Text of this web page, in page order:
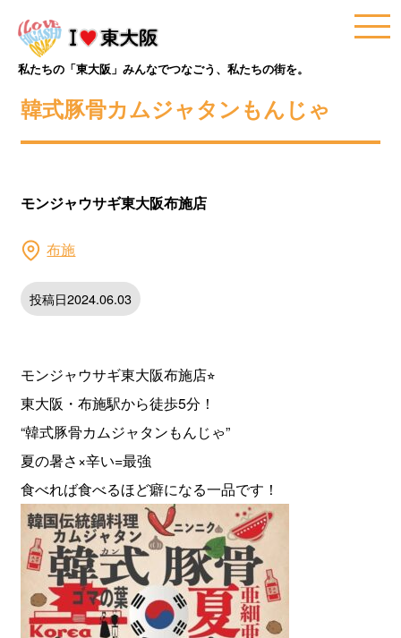
私たちの「東大阪」みんなでつなごう、私たちの街を。
韓式豚骨カムジャタンもんじゃ
モンジャウサギ東大阪布施店
布施
投稿日2024.06.03
モンジャウサギ東大阪布施店⭐︎
東大阪・布施駅から徒歩5分！
“韓式豚骨カムジャタンもんじゃ”
夏の暑さ×辛い=最強
食べれば食べるほど癖になる一品です！